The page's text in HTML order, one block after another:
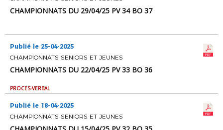
CHAMPIONNATS DU 29/04/25 PV 34 BO 37
Publié le 25-04-2025
CHAMPIONNATS SENIORS ET JEUNES
CHAMPIONNATS DU 22/04/25 PV 33 BO 36
PROCES-VERBAL
Publié le 18-04-2025
CHAMPIONNATS SENIORS ET JEUNES